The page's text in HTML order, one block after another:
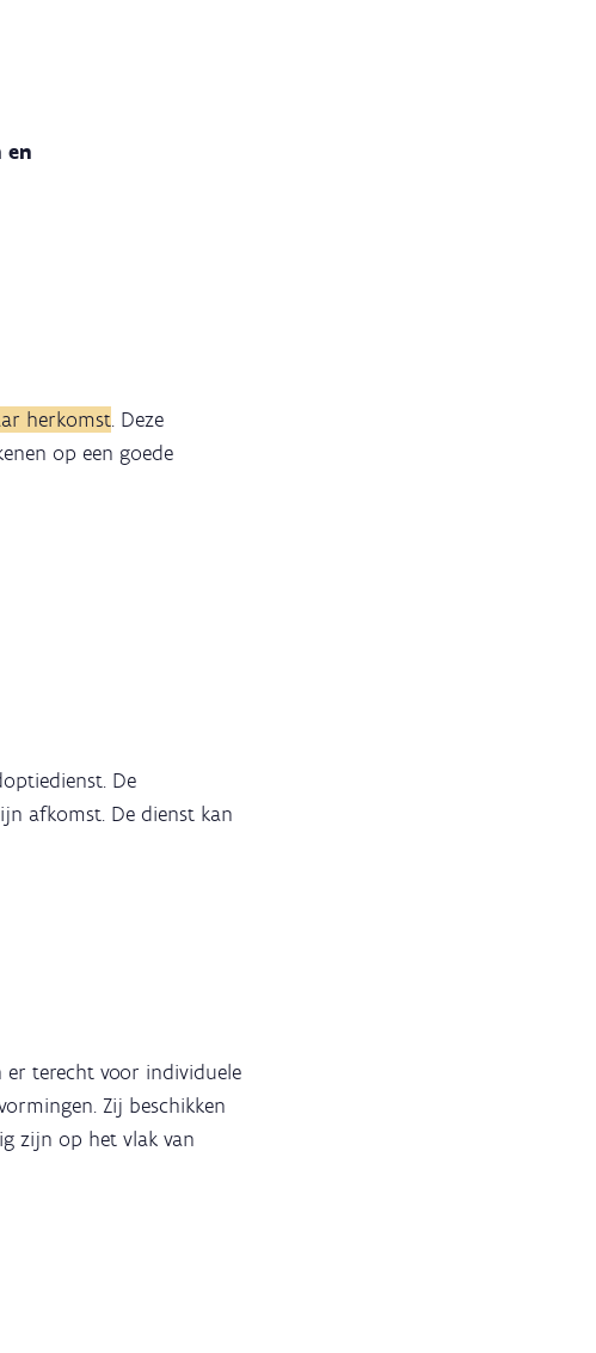
en
herkomst. Deze
op een goede
De
afkomst. De dienst kan
er terecht voor individuele
Zij beschikken
zijn op het vlak van